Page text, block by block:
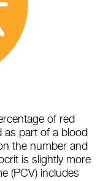
of red
as part of a blood
the number and
is slightly more
(PCV) includes